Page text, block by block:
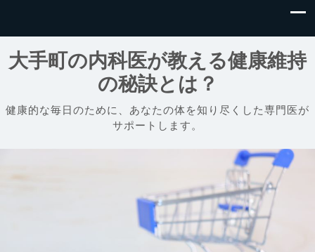
大手町の内科医が教える健康維持
の秘訣とは？
健康的な毎日のために、あなたの体を知り尽くした専門医が
サポートします。